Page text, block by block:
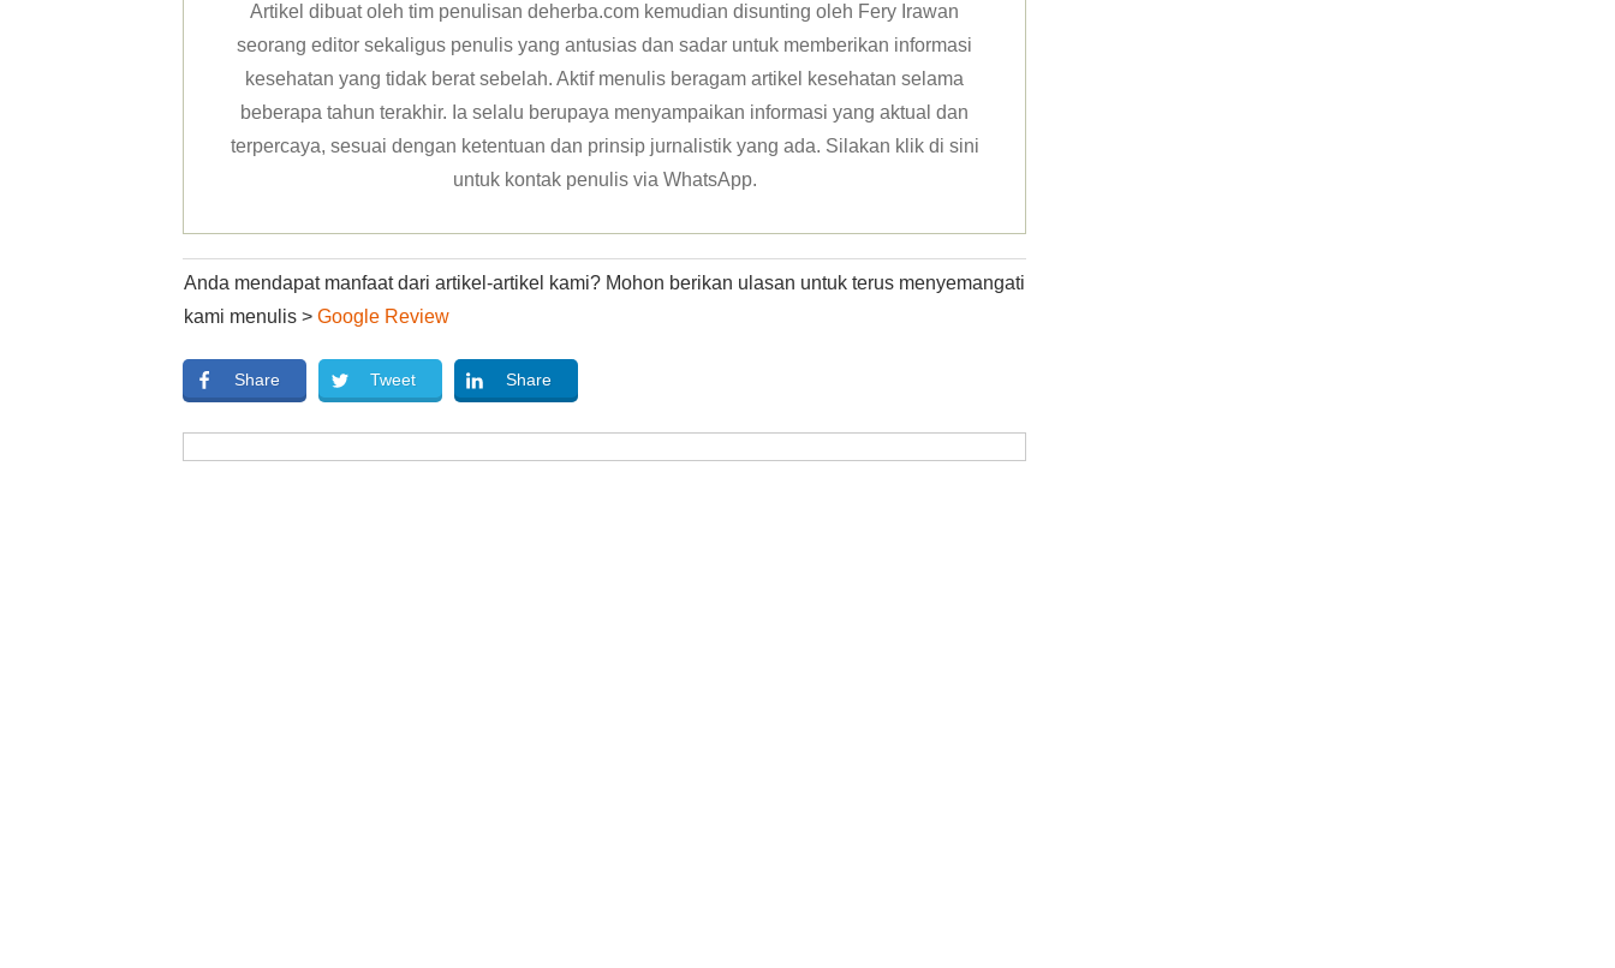
Artikel dibuat oleh tim penulisan deherba.com kemudian disunting oleh Fery Irawan
seorang editor sekaligus penulis yang antusias dan sadar untuk memberikan informasi
kesehatan yang tidak berat sebelah. Aktif menulis beragam artikel kesehatan selama
beberapa tahun terakhir. Ia selalu berupaya menyampaikan informasi yang aktual dan
terpercaya, sesuai dengan ketentuan dan prinsip jurnalistik yang ada. Silakan klik di sini
untuk kontak penulis via WhatsApp.
Anda mendapat manfaat dari artikel-artikel kami? Mohon berikan ulasan untuk terus menyemangati
kami menulis > Google Review
Share Tweet Share